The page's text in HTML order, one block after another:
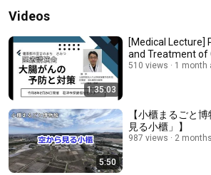
Videos
1:35:03
[Medical Lecture]
and Treatment of
510 views 1 month
5:50
【小櫃まるごと
見る小櫃」】
987 views 2